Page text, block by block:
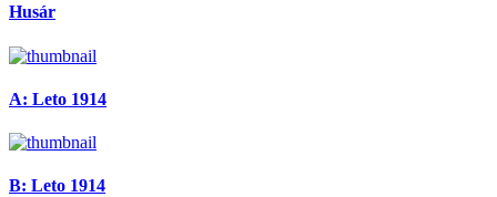
Husár
A: Leto 1914
B: Leto 1914